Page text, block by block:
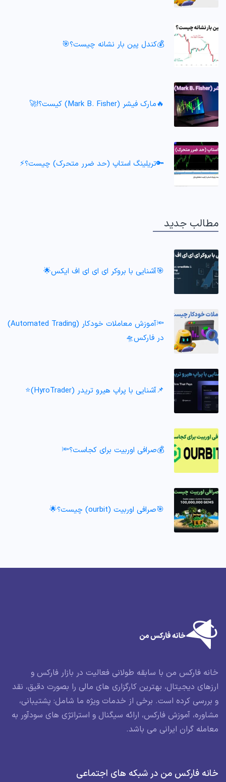
💰کندل پین بار نشانه چیست؟🎯
🔥مارک فیشر (Mark B. Fisher) کیست؟!🚀
🔑تریلینگ استاپ (حد ضرر متحرک) چیست؟⚡
مطالب جدید
🎯آشنایی با بروکر ای ای ای اف ایکس🌟
🔦آموزش معاملات خودکار (Automated Trading)
در فارکس🛸
📌آشنایی با پراپ هیرو تریدر (HyroTrader)⭐️
💰صرافی اوربیت برای کجاست؟🔦
🎯صرافی اوربیت (ourbit) چیست؟🌟
خانه فارکس من با سابقه طولانی فعالیت در بازار فارکس و
ارزهای دیجیتال، بهترین کارگزاری های مالی را بصورت دقیق، نقد
و بررسی کرده است. برخی از خدمات ویژه ما شامل: پشتیبانی،
مشاوره، آموزش فارکس، ارائه سیگنال و استراتژی های سودآور به
معامله گران ایرانی می باشد.
خانه فارکس من در شبکه های اجتماعی